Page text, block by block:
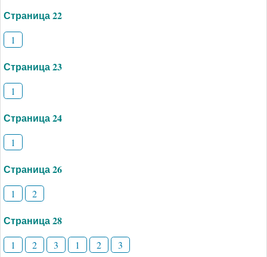
Страница 22
1
Страница 23
1
Страница 24
1
Страница 26
1 2
Страница 28
1 2 3 1 2 3